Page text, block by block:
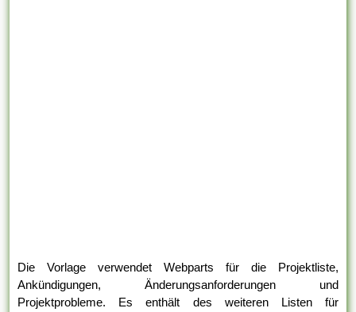
Die Vorlage verwendet Webparts für die Projektliste,
Ankündigungen, Änderungsanforderungen und
Projektprobleme. Es enthält des weiteren Listen für